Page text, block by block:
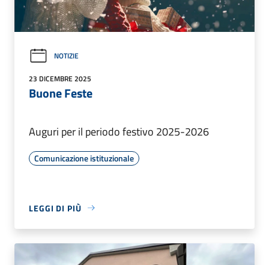
NOTIZIE
23 DICEMBRE 2025
Buone Feste
Auguri per il periodo festivo 2025-2026
Comunicazione istituzionale
LEGGI DI PIÙ